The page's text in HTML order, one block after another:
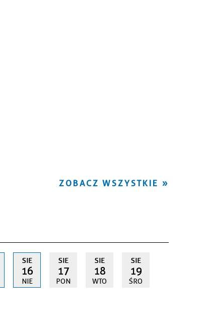
ZOBACZ WSZYSTKIE
SIE
16
NIE
SIE
17
PON
SIE
18
WTO
SIE
19
ŚRO